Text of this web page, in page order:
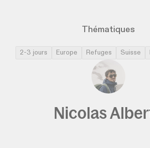
Thématiques
2-3 jours Europe Refuges Suisse
Nicolas